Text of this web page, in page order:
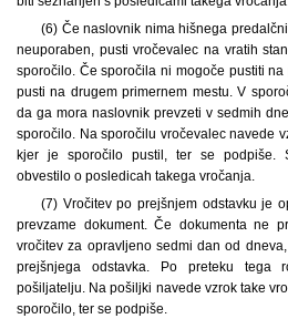
(6) Če naslovnik nima hišnega
neuporaben, pusti vročevalec na vratih
sporočilo. Če sporočila ni mogoče pustiti
pusti na drugem primernem mestu. V
da ga mora naslovnik prevzeti v sedmih
sporočilo. Na sporočilu vročevalec navede
kjer je sporočilo pustil, ter se podpiše.
obvestilo o posledicah takega vročanja.
(7) Vročitev po prejšnjem odstavku je
prevzame dokument. Če dokumenta ne
vročitev za opravljeno sedmi dan od
prejšnjega odstavka. Po preteku tega
pošiljatelju. Na pošiljki navede vzrok take
sporočilo, ter se podpiše.